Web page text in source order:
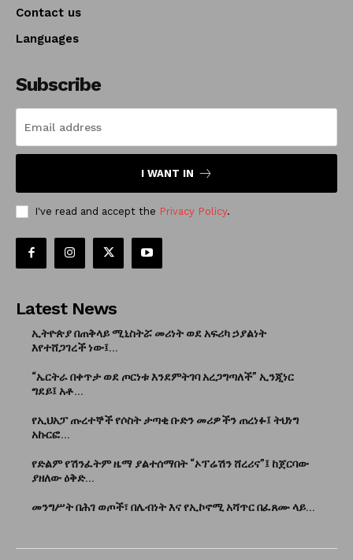
Contact us
Languages
Subscribe
I WANT IN
I've read and accept the Privacy Policy.
Latest News
ኢትዮጵያ በጠቅላይ ሚኒስትሯ መሪነት ወደ አፍሪካ ኃያልነት
እየተሸጋገረች ነው፤...
“ኤርትራ በቀጥታ ወደ ጦርነቱ እንደምትገባ አረጋግጣለች” ኢንጂነር
ግደይ፤ አቶ...
የኢህአፓ ጡረተኞች የሶስት ታጣቂ ቡድን መሪዎችን ጠረነፉ፤ ትህነግ
አኩርፎ...
የድልም የሽንፈትም ዜማ ያልተሰማበት “ኦፕሬሽን ሸረሪና”፤ ከጀርባው
ያዘለው ዕቅድ...
መንግሥት በሕገ ወጦች፣ በሌብነት እና የኢኮኖሚ አሻጥር በፈጸሙ ላይ...